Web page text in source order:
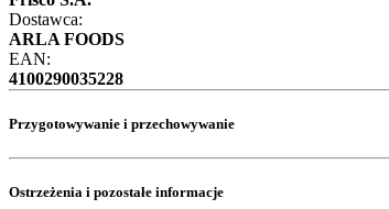
Dostawca:
ARLA FOODS
EAN:
4100290035228
Przygotowywanie i przechowywanie
Ostrzeżenia i pozostałe informacje